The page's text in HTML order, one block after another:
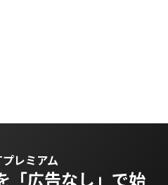
レミアム
「広告なし」で始